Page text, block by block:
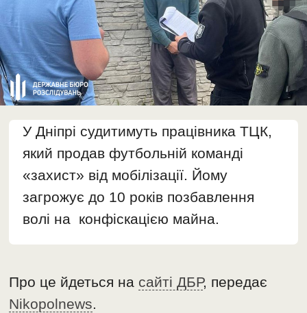
У Дніпрі судитимуть працівника ТЦК,
який продав футбольній команді
«захист» від мобілізації. Йому
загрожує до 10 років позбавлення
волі на конфіскацією майна.
Про це йдеться на сайті ДБР, передає
Nikopolnews.